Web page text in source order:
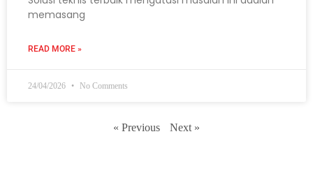
memasang
READ MORE »
24/04/2026 No Comments
« Previous Next »